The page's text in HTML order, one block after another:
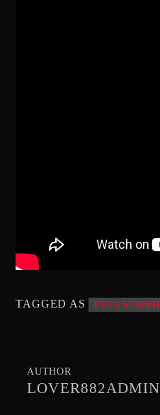
TAGGED AS ΡΕΝΑ ΜΟΡΦΗ
AUTHOR
LOVER882ADMIN